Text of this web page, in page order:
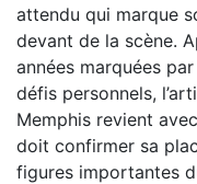
attendu qui marque
devant de la scène.
années marquées
défis personnels,
Memphis revient
doit confirmer sa
figures importantes